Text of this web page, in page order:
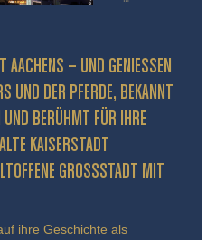
AACHENS – UND GENIESSEN S
DER PFERDE, BEKANNT D
BERÜHMT FÜR IHRE PR
PR
GROSSSTADT MIT HIS
ihre Geschichte als